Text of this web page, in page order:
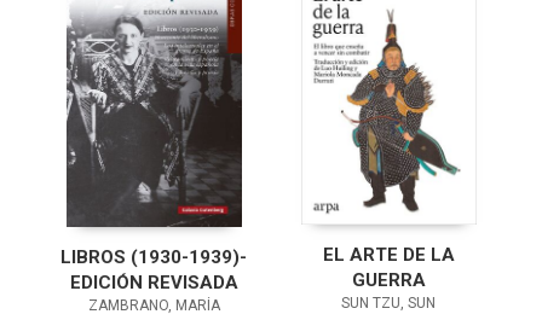
LIBROS (1930-1939)-
EDICIÓN REVISADA
ZAMBRANO, MARÍA
EL ARTE DE LA
GUERRA
SUN TZU, SUN